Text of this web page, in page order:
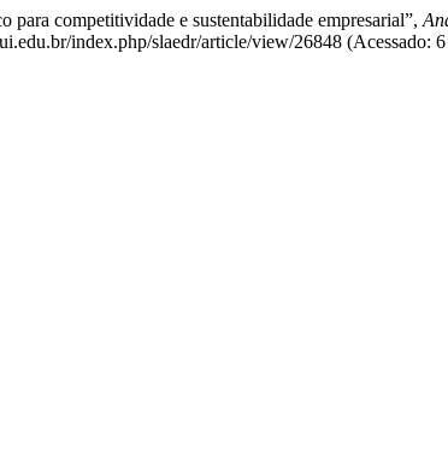
para competitividade e sustentabilidade empresarial”,
index.php/slaedr/article/view/26848 (Acessado: 6